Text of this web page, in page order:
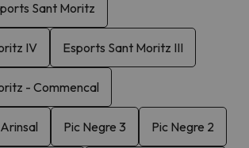
Sant Moritz
IV Esports Sant Moritz III
- Commencal
Pic Negre 3 Pic Negre 2